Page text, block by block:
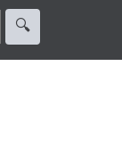
🔍︎